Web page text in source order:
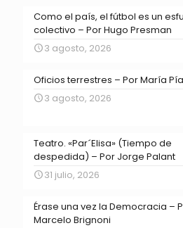
Como el país, el fútbol es un
colectivo – Por Hugo Presman
3 agosto, 2026
Oficios terrestres – Por María
3 agosto, 2026
Teatro. «Par´Elisa» (Tiempo de
despedida) – Por Jorge Palant
31 julio, 2026
Érase una vez la Democracia –
Marcelo Brignoni